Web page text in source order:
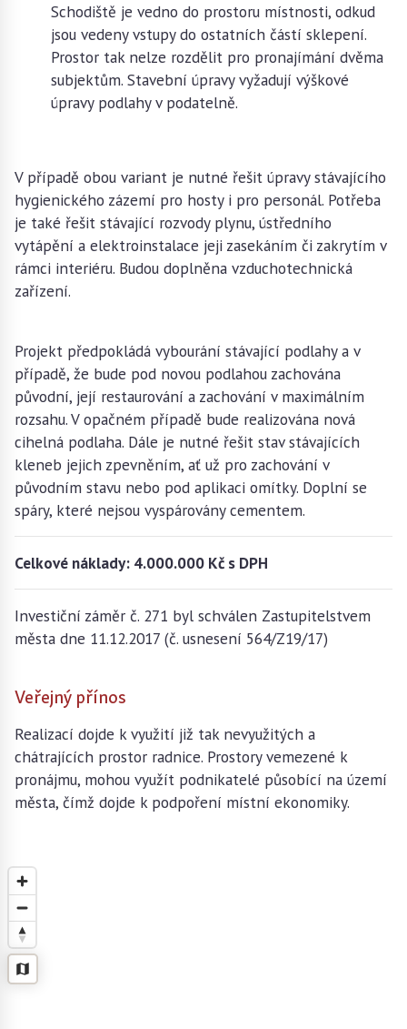
Schodiště je vedno do prostoru místnosti, odkud
jsou vedeny vstupy do ostatních částí sklepení.
Prostor tak nelze rozdělit pro pronajímání dvěma
subjektům. Stavební úpravy vyžadují výškové
úpravy podlahy v podatelně.
V případě obou variant je nutné řešit úpravy stávajícího
hygienického zázemí pro hosty i pro personál. Potřeba
je také řešit stávající rozvody plynu, ústředního
vytápění a elektroinstalace jeji zasekáním či zakrytím v
rámci interiéru. Budou doplněna vzduchotechnická
zařízení.
Projekt předpokládá vybourání stávající podlahy a v
případě, že bude pod novou podlahou zachována
původní, její restaurování a zachování v maximálním
rozsahu. V opačném případě bude realizována nová
cihelná podlaha. Dále je nutné řešit stav stávajících
kleneb jejich zpevněním, ať už pro zachování v
původním stavu nebo pod aplikaci omítky. Doplní se
spáry, které nejsou vyspárovány cementem.
Celkové náklady: 4.000.000 Kč s DPH
Investiční záměr č. 271 byl schválen Zastupitelstvem
města dne 11.12.2017 (č. usnesení 564/Z19/17)
Veřejný přínos
Realizací dojde k využití již tak nevyužitých a
chátrajících prostor radnice. Prostory vemezené k
pronájmu, mohou využít podnikatelé působící na území
města, čímž dojde k podpoření místní ekonomiky.